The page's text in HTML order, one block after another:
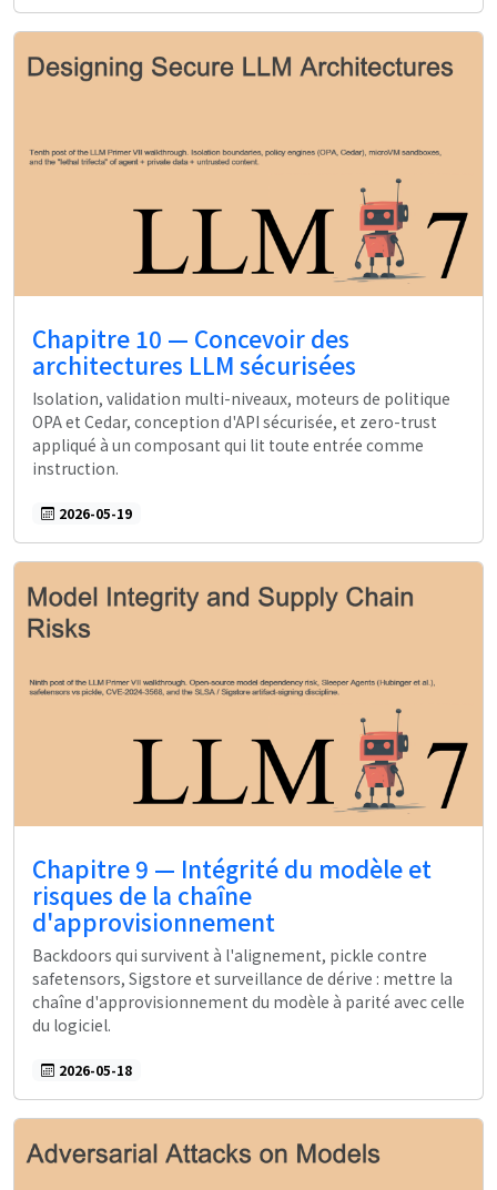
Chapitre 10 — Concevoir des
architectures LLM sécurisées
Isolation, validation multi-niveaux, moteurs de politique
OPA et Cedar, conception d'API sécurisée, et zero-trust
appliqué à un composant qui lit toute entrée comme
instruction.
2026-05-19
Chapitre 9 — Intégrité du modèle et
risques de la chaîne
d'approvisionnement
Backdoors qui survivent à l'alignement, pickle contre
safetensors, Sigstore et surveillance de dérive : mettre la
chaîne d'approvisionnement du modèle à parité avec celle
du logiciel.
2026-05-18